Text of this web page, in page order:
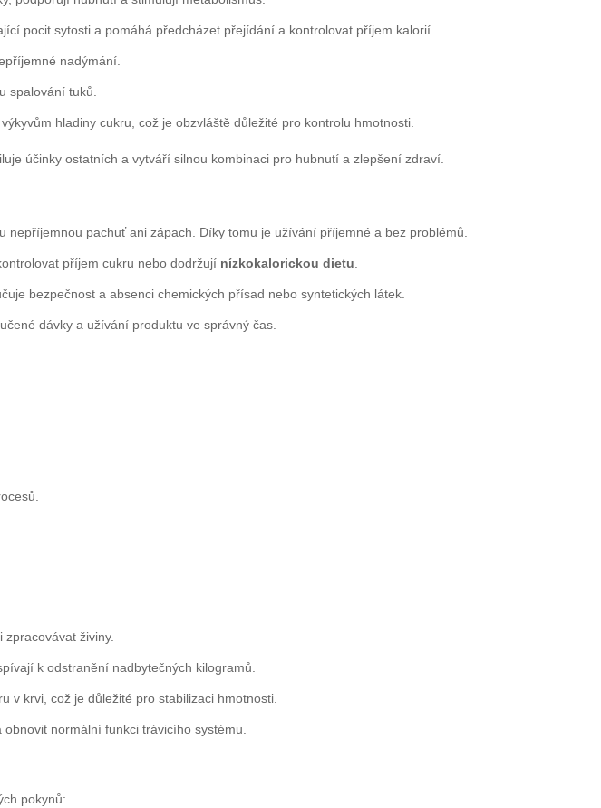
pocit sytosti a pomáhá předcházet přejídání a kontrolovat příjem kalorií.
nadýmání.
spalování tuků.
hladiny cukru, což je obzvláště důležité pro kontrolu hmotnosti.
účinky ostatních a vytváří silnou kombinaci pro hubnutí a zlepšení zdraví.
nepříjemnou pachuť ani zápach. Díky tomu je užívání příjemné a bez problémů.
příjem cukru nebo dodržují nízkokalorickou dietu.
bezpečnost a absenci chemických přísad nebo syntetických látek.
dávky a užívání produktu ve správný čas.
živiny.
k odstranění nadbytečných kilogramů.
v krvi, což je důležité pro stabilizaci hmotnosti.
normální funkci trávicího systému.
pokynů: